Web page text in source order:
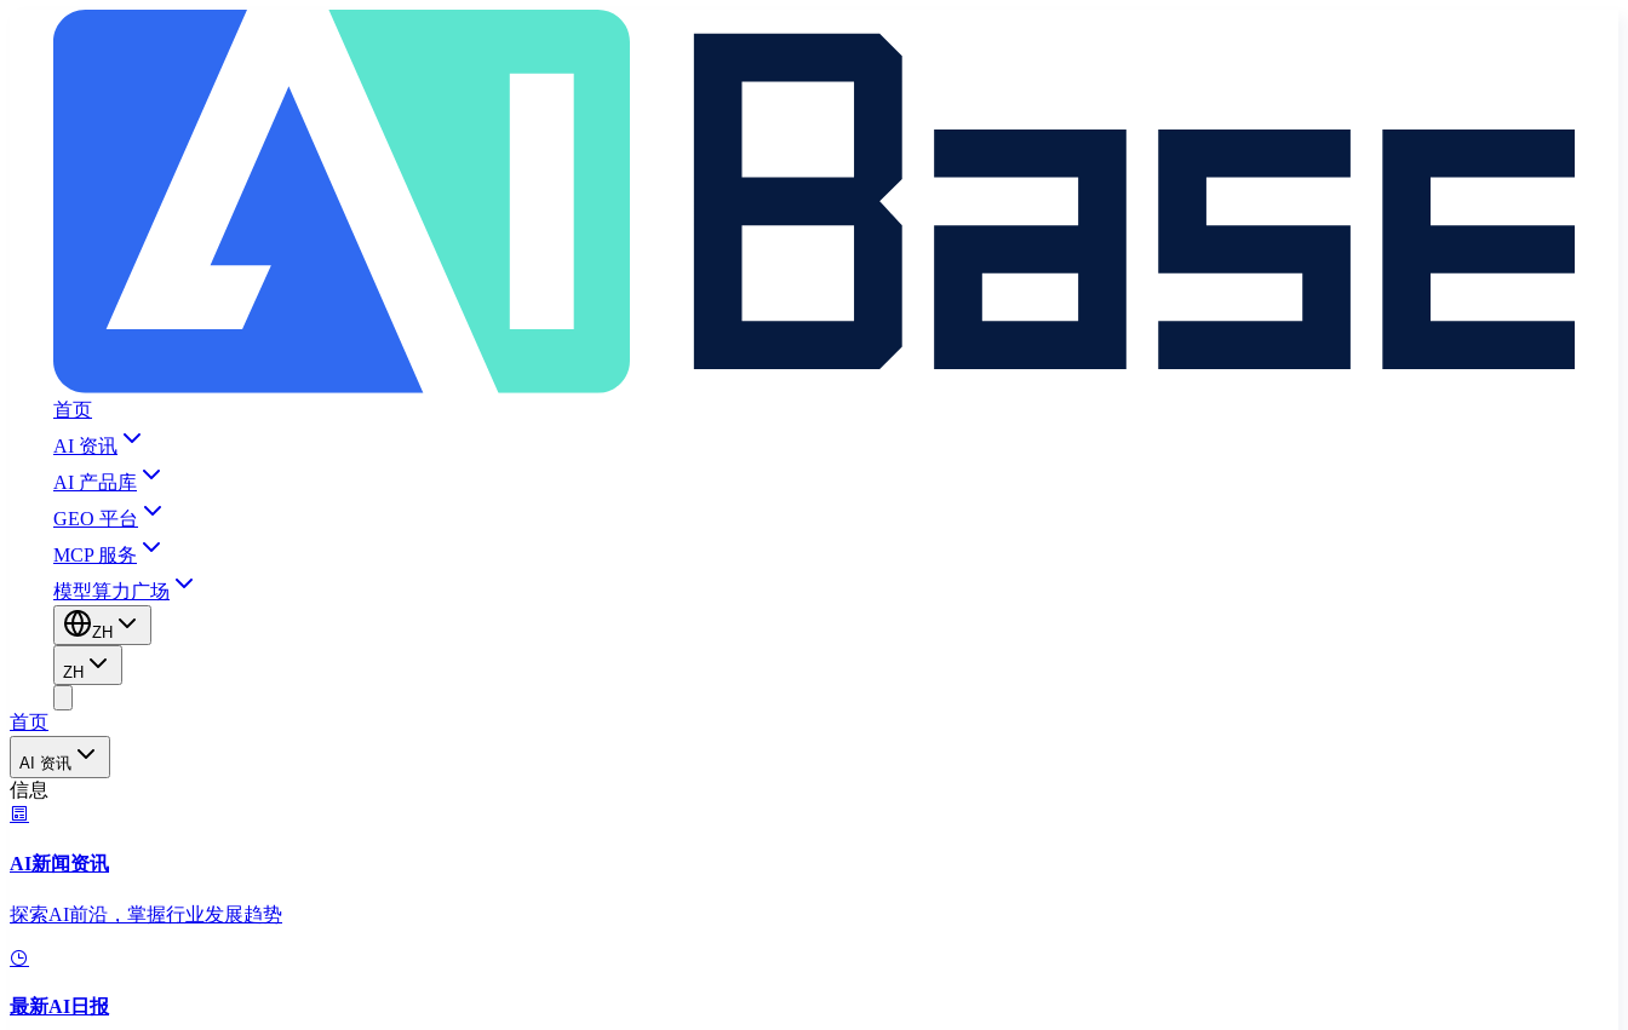
首页
AI 资讯
AI 产品库
GEO 平台
MCP 服务
模型算力广场
ZH
ZH
首页
AI 资讯
信息
AI新闻资讯
探索AI前沿，掌握行业发展趋势
最新AI日报